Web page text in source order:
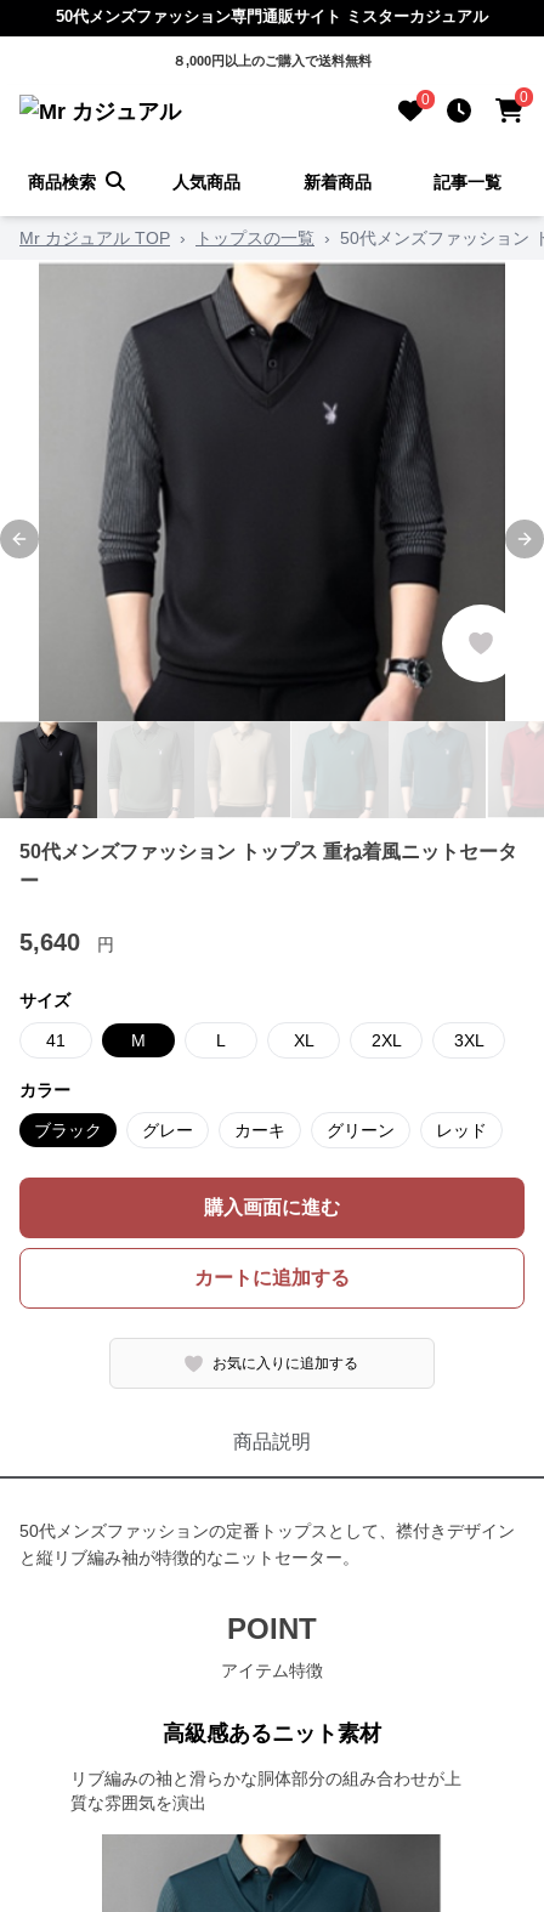
50代メンズファッション専門通販サイト ミスターカジュアル
８,000円以上のご購入で送料無料
0 0
商品検索 人気商品 新着商品 記事一覧
Mr カジュアル TOP › トップスの一覧 › 50代メンズファッション
Previous slide
50代メンズファッション トップス 重ね着風ニットセータ
ー
5,640 円
サイズ
41 M L XL 2XL 3XL
カラー
ブラック グレー カーキ グリーン レッド
購入画面に進む
カートに追加する
お気に入りに追加する
商品説明
50代メンズファッションの定番トップスとして、襟付きデザイン
と縦リブ編み袖が特徴的なニットセーター。
POINT
アイテム特徴
高級感あるニット素材
リブ編みの袖と滑らかな胴体部分の組み合わせが上
質な雰囲気を演出